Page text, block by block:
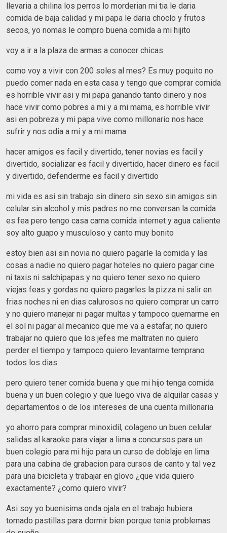
llevaria a chilina los perros lo morderian mi tia le daria
comida de baja calidad y mi papa le daria choclo y frutos
secos, yo nomas le compro buena comida a mi hijito
voy a ir a la plaza de armas a conocer chicas
como voy a vivir con 200 soles al mes? Es muy poquito no
puedo comer nada en esta casa y tengo que comprar comida
es horrible vivir asi y mi papa ganando tanto dinero y nos
hace vivir como pobres a mi y a mi mama, es horrible vivir
asi en pobreza y mi papa vive como millonario nos hace
sufrir y nos odia a mi y a mi mama
hacer amigos es facil y divertido, tener novias es facil y
divertido, socializar es facil y divertido, hacer dinero es facil
y divertido, defenderme es facil y divertido
mi vida es asi sin trabajo sin dinero sin sexo sin amigos sin
celular sin alcohol y mis padres no me conversan la comida
es fea pero tengo casa cama comida internet y agua caliente
soy alto guapo y musculoso y canto muy bonito
estoy bien asi sin novia no quiero pagarle la comida y las
cosas a nadie no quiero pagar hoteles no quiero pagar cine
ni taxis ni salchipapas y no quiero tener sexo no quiero
viejas feas y gordas no quiero pagarles la pizza ni salir en
frias noches ni en dias calurosos no quiero comprar un carro
y no quiero manejar ni pagar multas y tampoco quemarme en
el sol ni pagar al mecanico que me va a estafar, no quiero
trabajar no quiero que los jefes me maltraten no quiero
perder el tiempo y tampoco quiero levantarme temprano
todos los dias
pero quiero tener comida buena y que mi hijo tenga comida
buena y un buen colegio y que luego viva de alquilar casas y
departamentos o de los intereses de una cuenta millonaria
yo ahorro para comprar minoxidil, colageno un buen celular
salidas al karaoke para viajar a lima a concursos para un
buen colegio para mi hijo para un curso de doblaje en lima
para una cabina de grabacion para cursos de canto y tal vez
para una bicicleta y trabajar en glovo ¿que vida quiero
exactamente? ¿como quiero vivir?
Asi soy yo buenisima onda ojala en el trabajo hubiera
tomado pastillas para dormir bien porque tenia problemas